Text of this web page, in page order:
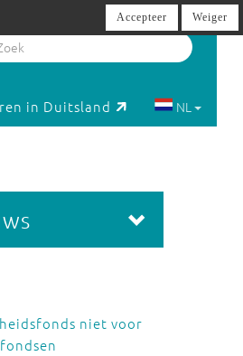
in Duitsland NL
niet voor
Accepteer Weiger